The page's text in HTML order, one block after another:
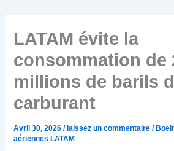
LATAM évite la
consommation de
millions de barils
carburant
Avril 30, 2026/ laissez un commentaire /
aériennes LATAM